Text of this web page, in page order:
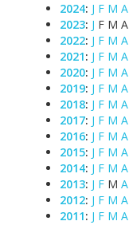
2024: J F M A
2023: J F M A
2022: J F M A
2021: J F M A
2020: J F M A
2019: J F M A
2018: J F M A
2017: J F M A
2016: J F M A
2015: J F M A
2014: J F M A
2013: J F M A
2012: J F M A
2011: J F M A